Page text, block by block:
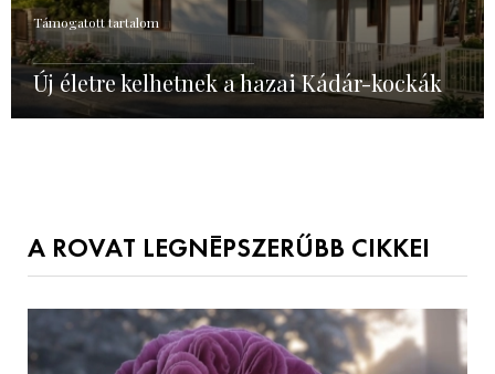
Támogatott tartalom
Új életre kelhetnek a hazai Kádár-kockák
A ROVAT LEGNÉPSZERŰBB CIKKEI